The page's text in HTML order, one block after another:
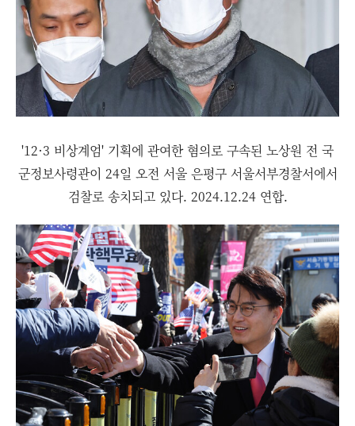
'12·3 비상계엄' 기획에 관여한 혐의로 구속된 노상원 전 국
군정보사령관이 24일 오전 서울 은평구 서울서부경찰서에서
검찰로 송치되고 있다. 2024.12.24 연합.